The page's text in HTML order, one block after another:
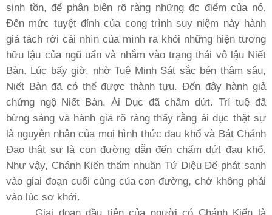
sinh tồn, để phân biện rõ ràng những đc điểm của nó.
Ðến mức tuyệt đỉnh của cong trình suy niệm này hành
giả tách rời cái nhìn của mình ra khỏi những hiện tương
hữu lậu của ngũ uẩn và nhắm vào trạng thái vô lậu Niết
Bàn. Lúc bấy giờ, nhờ Tuệ Minh Sát sắc bén thâm sâu,
Niết Bàn đã có thể được thành tựu. Ðến đây hành giả
chứng ngộ Niết Bàn. Ái Dục đã chấm dứt. Trí tuệ đã
bừng sáng và hành giả rõ ràng thấy rằng ái dục thật sự
là nguyên nhân của mọi hình thức đau khổ và Bát Chánh
Ðạo thật sự là con đường dẫn đến chấm dứt đau khổ.
Như vậy, Chánh Kiến thấm nhuần Tứ Diệu Ðế phát sanh
vào giai đoạn cuối cùng của con đường, chớ không phải
vào lúc sơ khởi.
Giai đoạn đầu tiên của người có Chánh Kiến là